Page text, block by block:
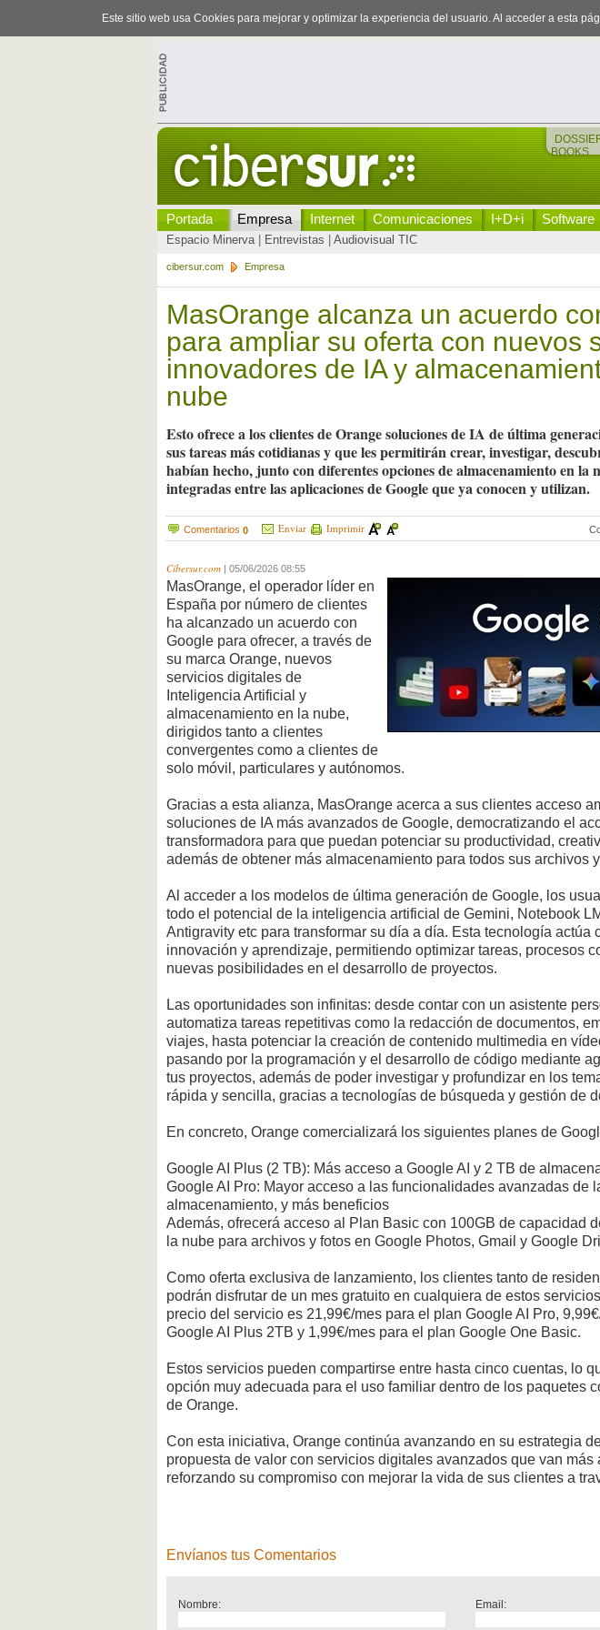
Este sitio web usa Cookies para mejorar y optimizar la experiencia del usuario. Al acceder a esta
BOOKS
Portada Empresa Internet Comunicaciones I+D+i Software
Espacio Minerva| Entrevistas Audiovisual TIC
cibersur.com Empresa
MasOrange alcanza un acuerdo
para ampliar su oferta con nuevos
innovadores de IA y
nube
Esto ofrece a los clientes de Orange soluciones de IA de última
sus tareas más cotidianas y que les permitirán crear, investigar,
habían hecho, junto con diferentes opciones de almacenamiento en la
integradas entre las aplicaciones de Google que ya conocen y utilizan.
Comentarios 0 Enviar Imprimir
Cibersur.com 05/06/2026 08:55
MasOrange, el operador líder en
España por número de clientes
ha alcanzado un acuerdo con
Google para ofrecer, a través de
su marca Orange, nuevos
servicios digitales de
Inteligencia Artificial y
almacenamiento en la nube,
dirigidos tanto a clientes
convergentes como a clientes de
solo móvil, particulares y autónomos.
Gracias a esta alianza, MasOrange acerca a sus clientes acceso
soluciones de IA más avanzados de Google, democratizando el
transformadora para que puedan potenciar su productividad,
además de obtener más almacenamiento para todos sus archivos
Al acceder a los modelos de última generación de Google, los
todo el potencial de la inteligencia artificial de Gemini, Notebook
Antigravity etc para transformar su día a día. Esta tecnología actúa
innovación y aprendizaje, permitiendo optimizar tareas, procesos
nuevas posibilidades en el desarrollo de proyectos.
Las oportunidades son infinitas: desde contar con un asistente
automatiza tareas repetitivas como la redacción de documentos,
viajes, hasta potenciar la creación de contenido multimedia en
pasando por la programación y el desarrollo de código mediante
tus proyectos, además de poder investigar y profundizar en los
rápida y sencilla, gracias a tecnologías de búsqueda y gestión de
En concreto, Orange comercializará los siguientes planes de
Google AI Plus (2 TB): Más acceso a Google AI y 2 TB de
Google AI Pro: Mayor acceso a las funcionalidades avanzadas de
almacenamiento, y más beneficios
Además, ofrecerá acceso al Plan Basic con 100GB de capacidad
la nube para archivos y fotos en Google Photos, Gmail y Google
Como oferta exclusiva de lanzamiento, los clientes tanto de
podrán disfrutar de un mes gratuito en cualquiera de estos
precio del servicio es 21,99€/mes para el plan Google AI Pro,
Google AI Plus 2TB y 1,99€/mes para el plan Google One Basic.
Estos servicios pueden compartirse entre hasta cinco cuentas, lo
opción muy adecuada para el uso familiar dentro de los paquetes
de Orange.
Con esta iniciativa, Orange continúa avanzando en su estrategia
propuesta de valor con servicios digitales avanzados que van más
reforzando su compromiso con mejorar la vida de sus clientes a
Envíanos tus Comentarios
Nombre: Email: